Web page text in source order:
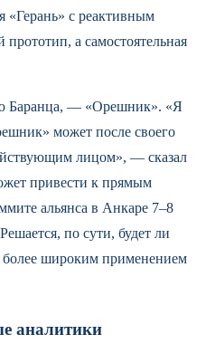
«Герань» с реактивным
а самостоятельная
Баранца, — «Орешник». «Я
может после своего
лицом», — сказал
привести к прямым
альянса в Анкаре 7–8
по сути, будет ли
широким применением
аналитики